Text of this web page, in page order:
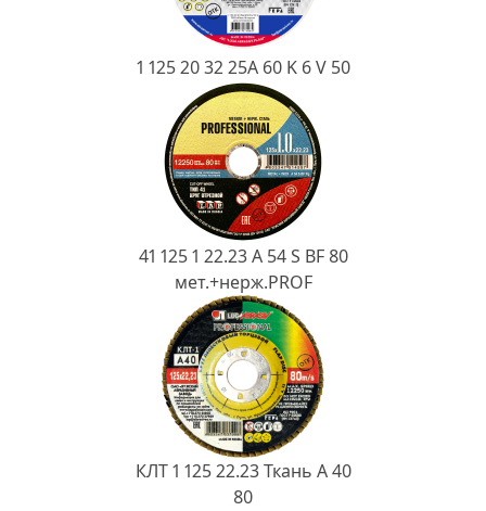
1 125 20 32 25А 60 K 6 V 50
41 125 1 22.23 A 54 S BF 80
мет.+нерж.PROF
КЛТ 1 125 22.23 Ткань A 40
80